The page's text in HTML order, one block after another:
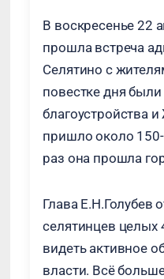
В воскресенье 22
прошла встреча
Селятино с
повестке дня
благоустройства
пришло около 150-
раз она прошла
Глава Е.Н.Голубев
селятинцев целых
видеть активное
власти. Всё